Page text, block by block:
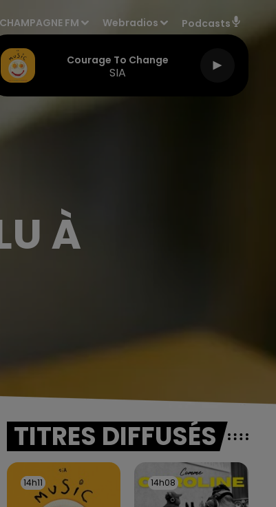
CHAMPAGNE FM Webradios Podcasts
Courage To Change
SIA
À
TITRES DIFFUSÉS
14h11
14h11 14h08
14h08